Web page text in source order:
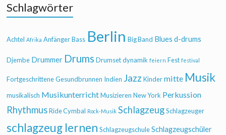
Schlagwörter
Achtel Afrika Anfänger Bass Berlin Big Band Blues d-drums
Djembe Drummer Drums Drumset dynamik feiern Fest festival
Fortgeschrittene Gesundbrunnen Indien Jazz Kinder mitte Musik
musikalisch Musikunterricht Musizieren New York Perkussion
Rhythmus Ride Cymbal Rock-Musik Schlagzeug Schlagzeuger
schlagzeug lernen Schlagzeugschule Schlagzeugschüler